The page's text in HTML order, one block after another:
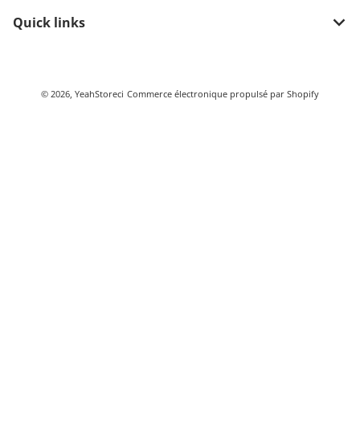
Quick links
© 2026, YeahStoreci Commerce électronique propulsé par Shopify